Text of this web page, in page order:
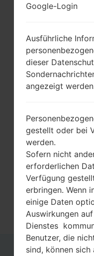
Google-Login
Ausführliche
dieser
angezeigt
gestellt oder bei
werden.
Sofern nicht
erforderlichen
Verfügung
erbringen. Wenn
einige Daten
Auswirkungen
Dienstes
Benutzer, die
sind, können sich